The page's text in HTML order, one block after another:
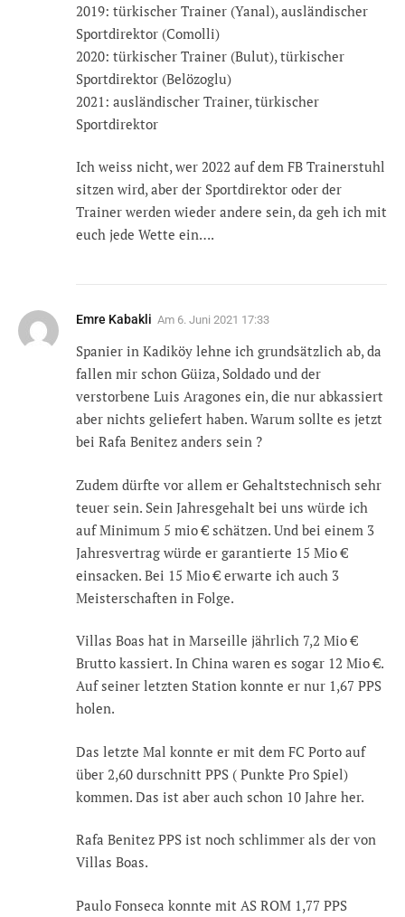
2019: türkischer Trainer (Yanal), ausländischer
Sportdirektor (Comolli)
2020: türkischer Trainer (Bulut), türkischer
Sportdirektor (Belözoglu)
2021: ausländischer Trainer, türkischer
Sportdirektor
Ich weiss nicht, wer 2022 auf dem FB Trainerstuhl
sitzen wird, aber der Sportdirektor oder der
Trainer werden wieder andere sein, da geh ich mit
euch jede Wette ein….
Emre Kabakli Am 6. Juni 2021 17:33
Spanier in Kadiköy lehne ich grundsätzlich ab, da
fallen mir schon Güiza, Soldado und der
verstorbene Luis Aragones ein, die nur abkassiert
aber nichts geliefert haben. Warum sollte es jetzt
bei Rafa Benitez anders sein ?
Zudem dürfte vor allem er Gehaltstechnisch sehr
teuer sein. Sein Jahresgehalt bei uns würde ich
auf Minimum 5 mio € schätzen. Und bei einem 3
Jahresvertrag würde er garantierte 15 Mio €
einsacken. Bei 15 Mio € erwarte ich auch 3
Meisterschaften in Folge.
Villas Boas hat in Marseille jährlich 7,2 Mio €
Brutto kassiert. In China waren es sogar 12 Mio €.
Auf seiner letzten Station konnte er nur 1,67 PPS
holen.
Das letzte Mal konnte er mit dem FC Porto auf
über 2,60 durschnitt PPS ( Punkte Pro Spiel)
kommen. Das ist aber auch schon 10 Jahre her.
Rafa Benitez PPS ist noch schlimmer als der von
Villas Boas.
Paulo Fonseca konnte mit AS ROM 1,77 PPS